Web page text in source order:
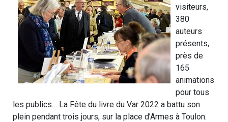
visiteurs,
380
auteurs
présents,
près de
165
animations
pour tous
les publics… La Fête du livre du Var 2022 a battu son
plein pendant trois jours, sur la place d’Armes à Toulon.